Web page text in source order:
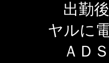
出勤後
ヤルに電
ＡＤＳ